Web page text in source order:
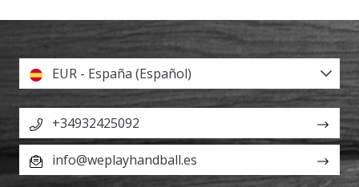
EUR - España (Español)
+34932425092
info@weplayhandball.es